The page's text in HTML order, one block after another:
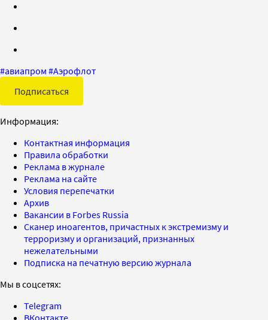
#авиапром #Аэрофлот
Подписаться
Информация:
Контактная информация
Правила обработки
Реклама в журнале
Реклама на сайте
Условия перепечатки
Архив
Вакансии в Forbes Russia
Сканер иноагентов, причастных к экстремизму и
терроризму и организаций, признанных
нежелательными
Подписка на печатную версию журнала
Мы в соцсетях:
Telegram
ВКонтакте